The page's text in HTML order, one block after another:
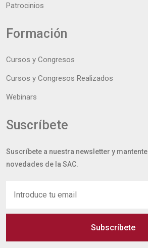
Patrocinios
Formación
Cursos y Congresos
Cursos y Congresos Realizados
Webinars
Suscríbete
Suscríbete a nuestra newsletter y
novedades de la SAC.
Subscríbete